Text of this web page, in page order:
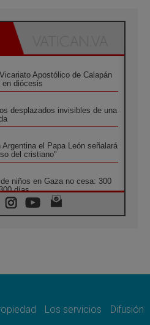
Apostólico de Calapán
diócesis
desplazados invisibles de una
el Papa León señalará
del cristiano"
de niños en Gaza no cesa: 300
días
desfigura el mundo, solo la
al servicio del Evangelio
Los servicios Difusión